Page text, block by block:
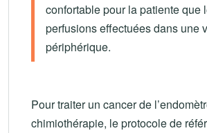
confortable pour la patiente que
perfusions effectuées dans une
périphérique.
Pour traiter un cancer de
chimiothérapie, le protocole de